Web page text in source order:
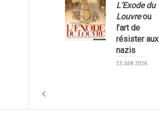
L’Exode du
Louvreou
l’art de
résister aux
nazis
23 JUIN 2026